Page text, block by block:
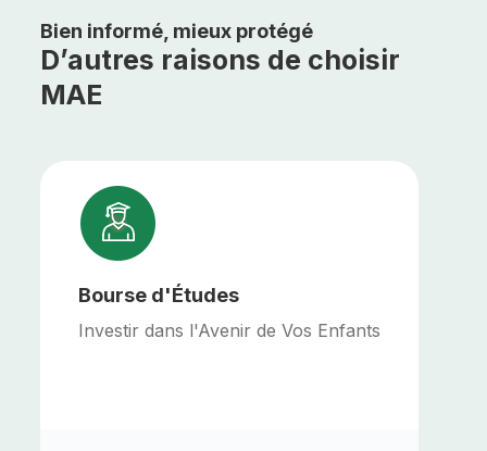
Bien informé, mieux protégé
D’autres raisons de choisir
MAE
Bourse d'Études
Investir dans l'Avenir de Vos Enfants